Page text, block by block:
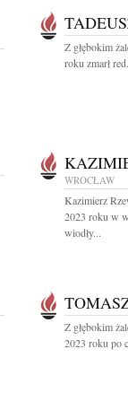
Z głębokim
roku zmarł
WROCŁAW
Kazimierz
2023 roku w
wiodły...
Z głębokim
2023 roku po